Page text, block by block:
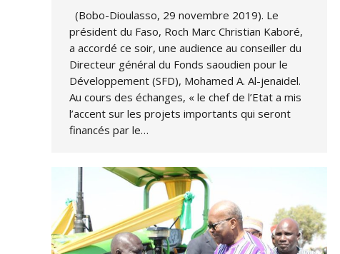
(Bobo-Dioulasso, 29 novembre 2019). Le
président du Faso, Roch Marc Christian Kaboré,
a accordé ce soir, une audience au conseiller du
Directeur général du Fonds saoudien pour le
Développement (SFD), Mohamed A. Al-jenaidel.
Au cours des échanges, « le chef de l’Etat a mis
l’accent sur les projets importants qui seront
financés par le…